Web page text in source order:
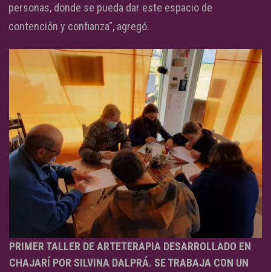
personas, donde se pueda dar este espacio de
contención y confianza”, agregó.
PRIMER TALLER DE ARTETERAPIA DESARROLLADO EN
CHAJARÍ POR SILVINA DALPRÁ. SE TRABAJA CON UN